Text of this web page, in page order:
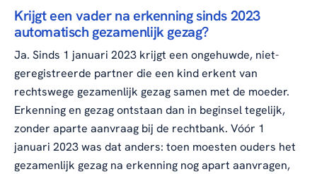
Krijgt een vader na erkenning sinds 2023
automatisch gezamenlijk gezag?
Ja. Sinds 1 januari 2023 krijgt een ongehuwde, niet-
geregistreerde partner die een kind erkent van
rechtswege gezamenlijk gezag samen met de moeder.
Erkenning en gezag ontstaan dan in beginsel tegelijk,
zonder aparte aanvraag bij de rechtbank. Vóór 1
januari 2023 was dat anders: toen moesten ouders het
gezamenlijk gezag na erkenning nog apart aanvragen,